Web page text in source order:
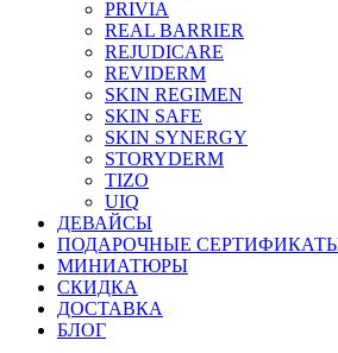
PRIVIA
REAL BARRIER
REJUDICARE
REVIDERM
SKIN REGIMEN
SKIN SAFE
SKIN SYNERGY
STORYDERM
TIZO
UIQ
ДЕВАЙСЫ
ПОДАРОЧНЫЕ
МИНИАТЮРЫ
СКИДКА
ДОСТАВКА
БЛОГ